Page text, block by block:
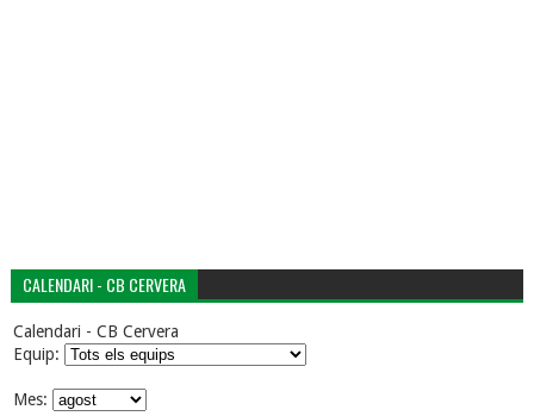
CALENDARI - CB CERVERA
Calendari - CB Cervera
Equip:
Mes: